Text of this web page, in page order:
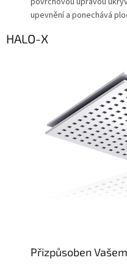
upevnění a ponechává
HALO-X
Přizpůsoben